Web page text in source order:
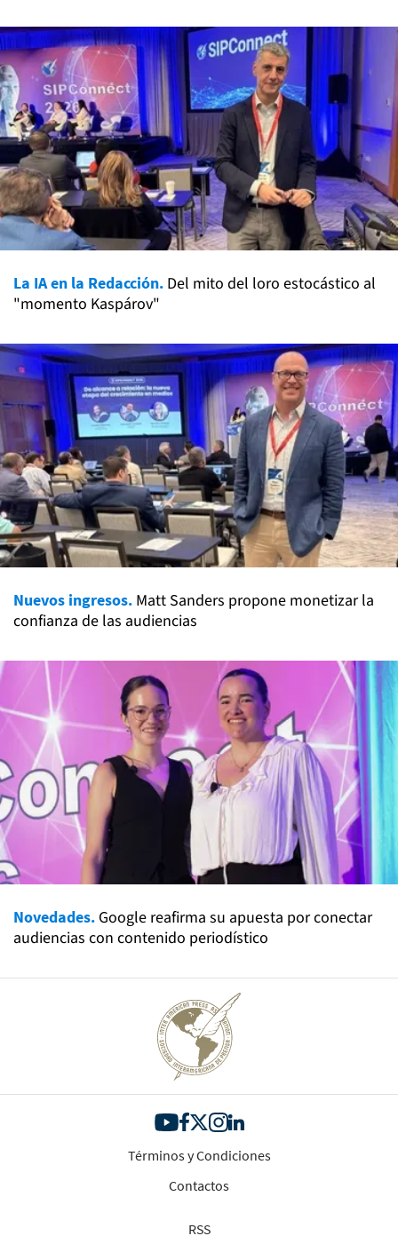
La IA en la Redacción. Del mito del loro estocástico al
"momento Kaspárov"
Nuevos ingresos. Matt Sanders propone monetizar la
confianza de las audiencias
Novedades. Google reafirma su apuesta por conectar
audiencias con contenido periodístico
Términos y Condiciones
Contactos
RSS